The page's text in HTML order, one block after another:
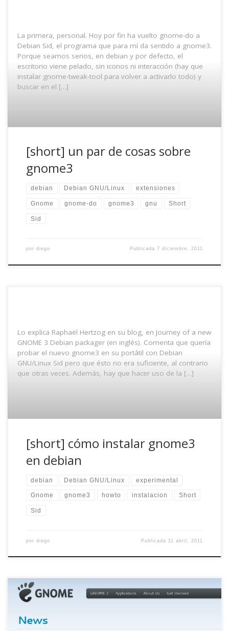
La primera, personal. Hoy por fin ha vuelto gnome-do a
Debian Sid, el programa que para mí da sentido a gnome3.
Porque seamos serios, en debian y por defecto, el
escritorio viene pelado, sin iconos ni interacción (hay que
instalar gnome-tweak-tool para volver a activarlo todo) y
buscar en el […]
[short] un par de cosas sobre
gnome3
debian Debian GNU/Linux extensiones
Gnome gnome-do gnome3 gnu Short
Sid
por diego Publicada7 diciembre, 2011
Lo explica Raphaël Hertzog en su blog, en Journey of a new
GNOME 3 Debian packager (en inglés). Comenta que quería
probar el nuevo gnome3 en su portátil con Debian
GNU/Linux Sid pero que ésto no era suficiente, al contrario
que otras veces. Además, hay que hacer uso de la […]
[short] cómo instalar gnome3
en debian
debian Debian GNU/Linux experimental
Gnome gnome3 howto instalacion Short
Sid
por diego Publicada 11 abril, 2011
Durante un año he estado dando la tabarra con GNOME3